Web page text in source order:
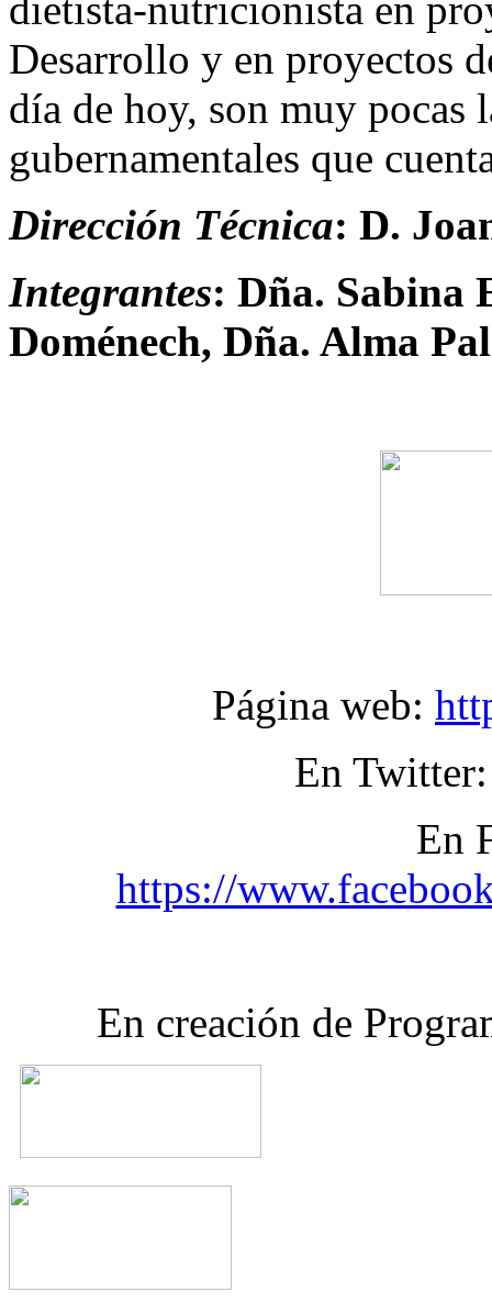
dietista-nutricionista en
Desarrollo y en proyectos
día de hoy, son muy pocas
gubernamentales que
Dirección Técnica: D.
Integrantes: Dña. Sabina
Doménech, Dña. Alma
Página web:
En
En
https://
En creación de